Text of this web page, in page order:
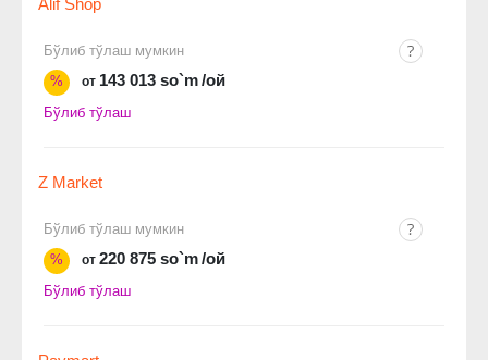
Alif Shop
Бўлиб тўлаш мумкин
%
от 143 013 so`m/ой
Бўлиб тўлаш
Z Market
Бўлиб тўлаш мумкин
%
от 220 875 so`m/ой
Бўлиб тўлаш